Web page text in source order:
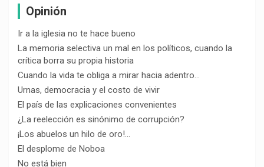
Opinión
Ir a la iglesia no te hace bueno
La memoria selectiva un mal en los políticos, cuando la
crítica borra su propia historia
Cuando la vida te obliga a mirar hacia adentro…
Urnas, democracia y el costo de vivir
El país de las explicaciones convenientes
¿La reelección es sinónimo de corrupción?
¡Los abuelos un hilo de oro!…
El desplome de Noboa
No está bien